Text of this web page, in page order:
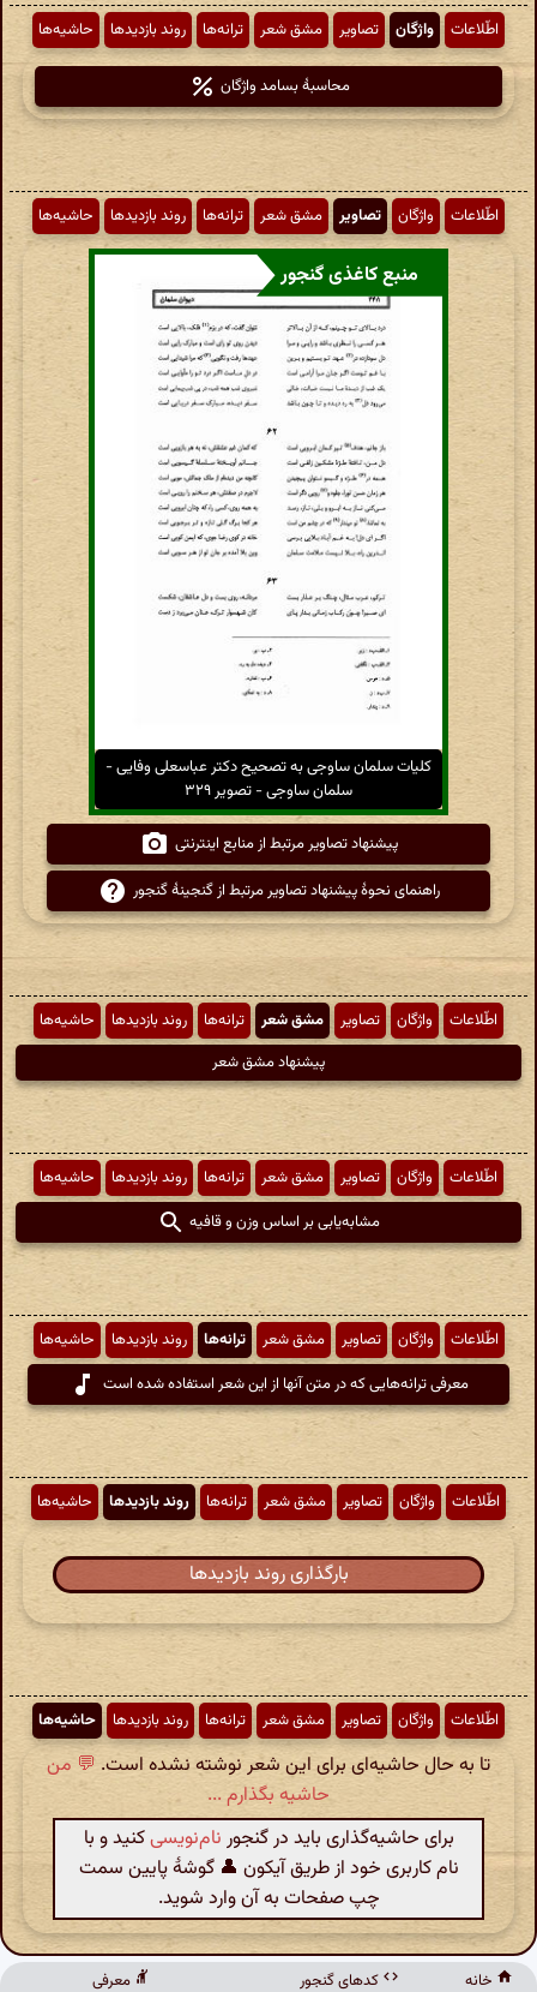
اطّلاعات واژگان تصاویر مشق شعر ترانه‌ها روند بازدیدها حاشیه‌ها
محاسبهٔ بسامد واژگان
اطّلاعات واژگان تصاویر مشق شعر ترانه‌ها روند بازدیدها حاشیه‌ها
منبع کاغذی گنجور
کلیات سلمان ساوجی به تصحیح دکتر عباسعلی وفایی -
سلمان ساوجی - تصویر ۳۲۹
پیشنهاد تصاویر مرتبط از منابع اینترنتی
راهنمای نحوهٔ پیشنهاد تصاویر مرتبط از گنجینهٔ گنجور
اطّلاعات واژگان تصاویر مشق شعر ترانه‌ها روند بازدیدها
حاشیه‌ها
پیشنهاد مشق شعر
اطّلاعات واژگان تصاویر مشق شعر ترانه‌ها روند بازدیدها
حاشیه‌ها
مشابه‌یابی بر اساس وزن و قافیه
اطّلاعات واژگان تصاویر مشق شعر ترانه‌ها روند بازدیدها
حاشیه‌ها
معرفی ترانه‌هایی که در متن آنها از این شعر استفاده شده است
اطّلاعات واژگان تصاویر مشق شعر ترانه‌ها روند بازدیدها حاشیه‌ها
بارگذاری روند بازدیدها
اطّلاعات واژگان تصاویر مشق شعر ترانه‌ها روند بازدیدها حاشیه‌ها
تا به حال حاشیه‌ای برای این شعر نوشته نشده است. 💬 من
حاشیه بگذارم ...
برای حاشیه‌گذاری باید در گنجور نام‌نویسیکنید و با
نام کاربری خود از طریق آیکون 👤 گوشهٔ پایین سمت
چپ صفحات به آن وارد شوید.
خانه کدهای گنجور معرفی